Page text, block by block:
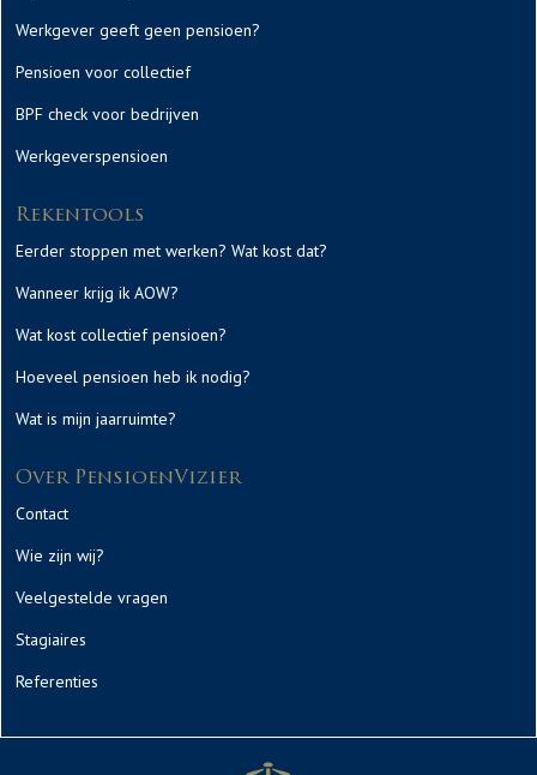
Werkgever geeft geen pensioen?
Pensioen voor collectief
BPF check voor bedrijven
Werkgeverspensioen
Rekentools
Eerder stoppen met werken? Wat kost dat?
Wanneer krijg ik AOW?
Wat kost collectief pensioen?
Hoeveel pensioen heb ik nodig?
Wat is mijn jaarruimte?
Over PensioenVizier
Contact
Wie zijn wij?
Veelgestelde vragen
Stagiaires
Referenties